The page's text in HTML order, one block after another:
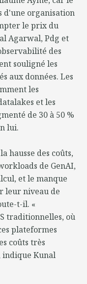
d'une organisation
le prix du
Agarwal, Pdg et
des
souligné les
aux données. Les
les
et les
de 30 à 50 %
lui.
hausse des coûts,
de GenAI,
et le manque
leur niveau de
t-il. «
traditionnelles, où
plateformes
coûts très
indique Kunal